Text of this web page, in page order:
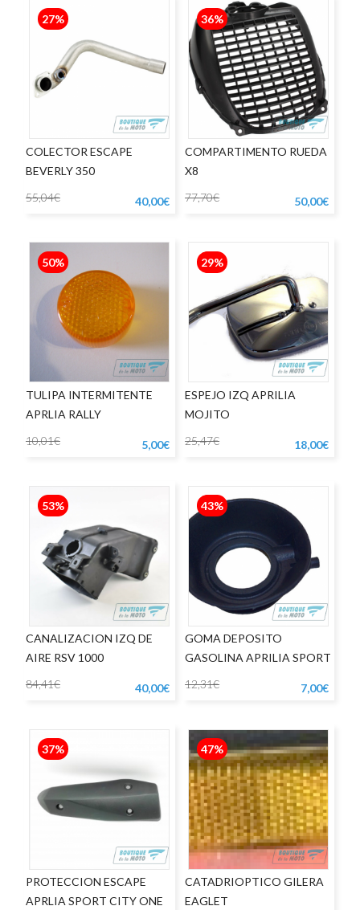
27%
COLECTOR ESCAPE
BEVERLY 350
55,04€
40,00€
36%
COMPARTIMENTO RUEDA
X8
77,70€
50,00€
50%
TULIPA INTERMITENTE
APRLIA RALLY
10,01€
5,00€
29%
ESPEJO IZQ APRILIA
MOJITO
25,47€
18,00€
53%
CANALIZACION IZQ DE
AIRE RSV 1000
84,41€
40,00€
43%
GOMA DEPOSITO
GASOLINA APRILIA SPORT
12,31€ 7,00€
37%
PROTECCION ESCAPE
APRLIA SPORT CITY ONE
47%
CATADRIOPTICO GILERA
EAGLET